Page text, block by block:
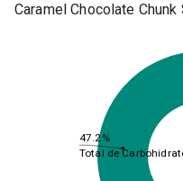
Caramel Chocolate Chunk
47.2%
Total de